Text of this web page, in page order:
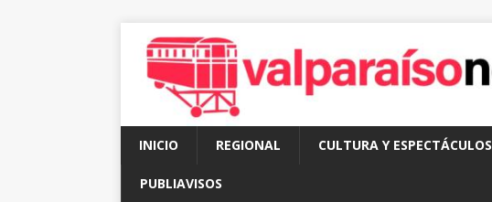
INICIO REGIONAL CULTURA Y ESPECTÁCULOS
PUBLIAVISOS